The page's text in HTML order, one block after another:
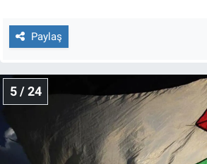
Paylaş
5 / 24